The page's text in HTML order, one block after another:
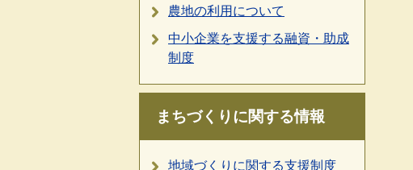
農地の利用について
中小企業を支援する融資・助成
制度
まちづくりに関する情報
地域づくりに関する支援制度